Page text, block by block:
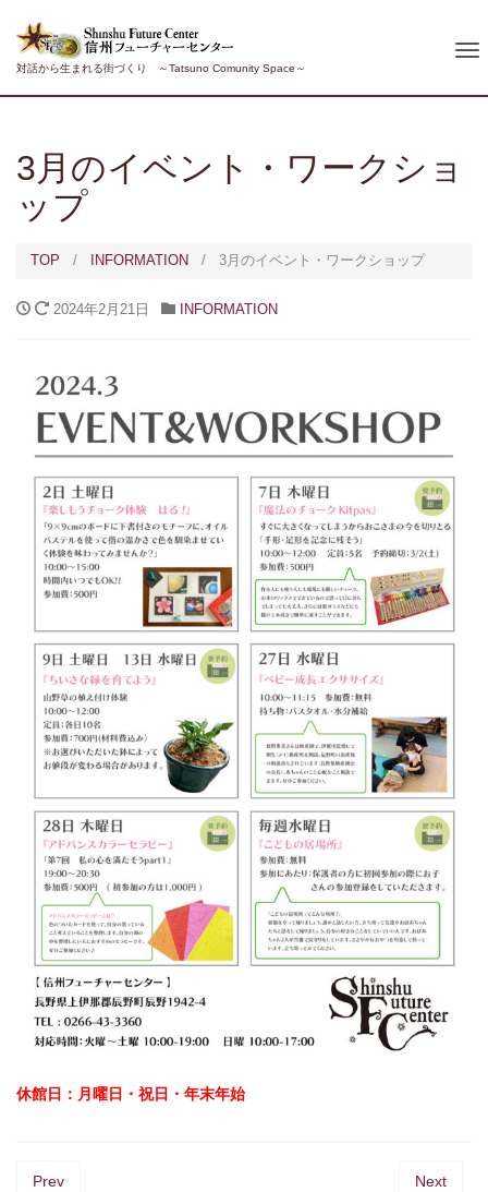
対話から生まれる街づくり ～Tatsuno Comunity Space～
3月のイベント・ワークショ
ップ
TOP INFORMATION 3月のイベント・ワークショップ
2024年2月21日 INFORMATION
休館日：月曜日・祝日・年末年始
Prev Next